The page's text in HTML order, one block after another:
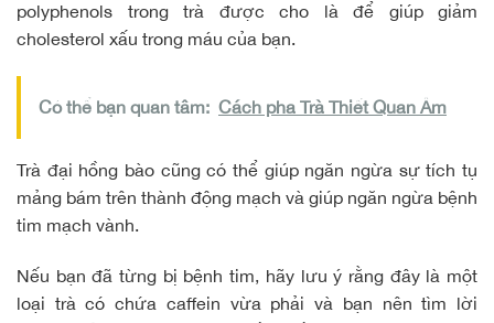
polyphenols trong trà được cho là để giúp giảm
cholesterol xấu trong máu của bạn.
Có thể bạn quan tâm: Cách pha Trà Thiết Quan Âm
Trà đại hồng bào cũng có thể giúp ngăn ngừa sự tích tụ
mảng bám trên thành động mạch và giúp ngăn ngừa bệnh
tim mạch vành.
Nếu bạn đã từng bị bệnh tim, hãy lưu ý rằng đây là một
loại trà có chứa caffein vừa phải và bạn nên tìm lời